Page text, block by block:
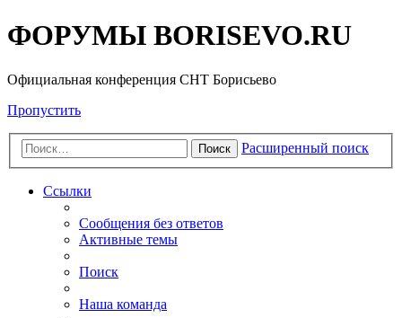
ФОРУМЫ BORISEVO.RU
Официальная конференция СНТ Борисьево
Пропустить
Поиск Расширенный поиск
Ссылки
Сообщения без ответов
Активные темы
Поиск
Наша команда